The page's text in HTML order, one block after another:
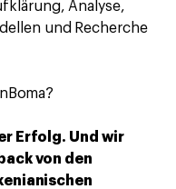
Analyse,
und Recherche
Erfolg. Und wir
von den